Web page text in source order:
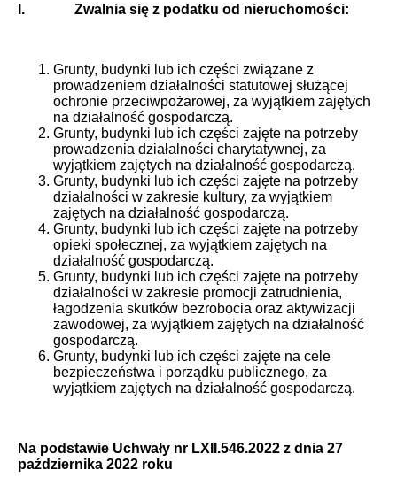
I. Zwalnia się z podatku od nieruchomości:
Grunty, budynki lub ich części związane z
prowadzeniem działalności statutowej służącej
ochronie przeciwpożarowej, za wyjątkiem zajętych
na działalność gospodarczą.
Grunty, budynki lub ich części zajęte na potrzeby
prowadzenia działalności charytatywnej, za
wyjątkiem zajętych na działalność gospodarczą.
Grunty, budynki lub ich części zajęte na potrzeby
działalności w zakresie kultury, za wyjątkiem
zajętych na działalność gospodarczą.
Grunty, budynki lub ich części zajęte na potrzeby
opieki społecznej, za wyjątkiem zajętych na
działalność gospodarczą.
Grunty, budynki lub ich części zajęte na potrzeby
działalności w zakresie promocji zatrudnienia,
łagodzenia skutków bezrobocia oraz aktywizacji
zawodowej, za wyjątkiem zajętych na działalność
gospodarczą.
Grunty, budynki lub ich części zajęte na cele
bezpieczeństwa i porządku publicznego, za
wyjątkiem zajętych na działalność gospodarczą.
Na podstawie Uchwały nr LXII.546.2022 z dnia 27
października 2022 roku